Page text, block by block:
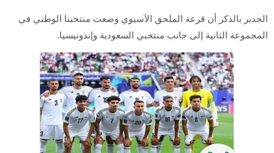
الجدير بالذكر أن قرعة الملحق الآسيوي وضعت منتخبنا الوطني في
المجموعة الثانية إلى جانب منتخبي السعودية وإندونيسيا.